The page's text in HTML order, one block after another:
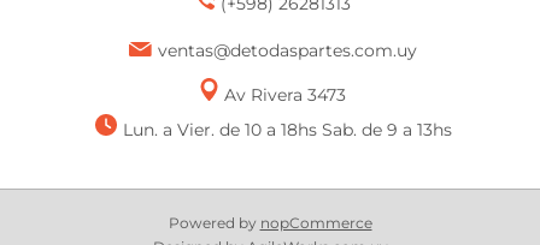
ventas@detodaspartes.com.uy
Av Rivera 3473
Lun. a Vier. de 10 a 18hs Sab. de 9 a 13hs
Powered by nopCommerce